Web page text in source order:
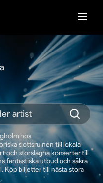
hos
slottsruinen till lokala
och storslagna konserter till
fantastiska utbud och säkra
Köp biljetter till nästa stora